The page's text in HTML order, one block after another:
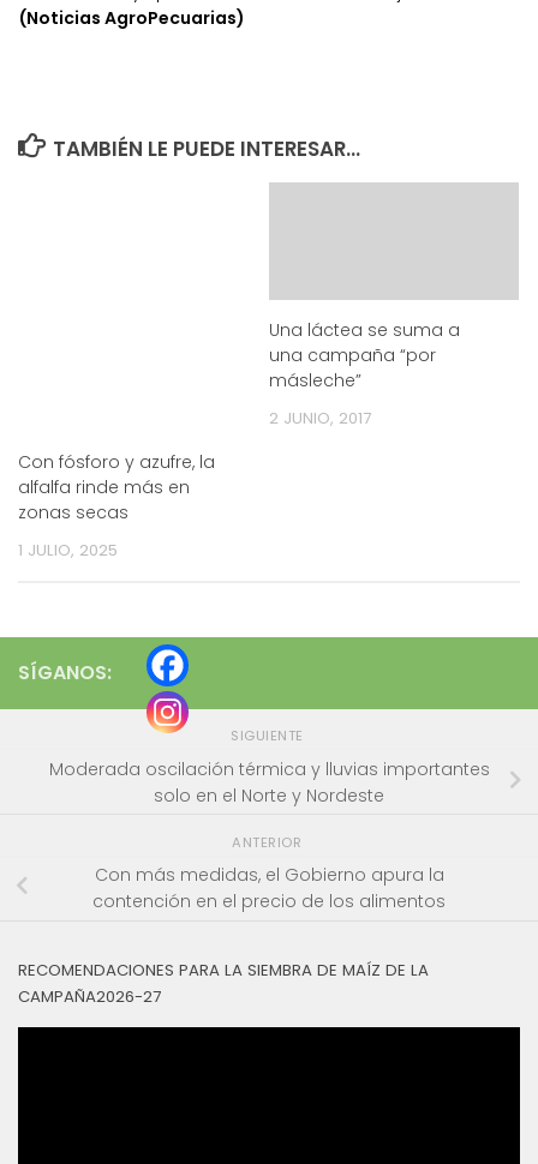
(Noticias AgroPecuarias)
TAMBIÉN LE PUEDE INTERESAR...
Con fósforo y azufre, la
alfalfa rinde más en
zonas secas
1 JULIO, 2025
Una láctea se suma a
una campaña “por
másleche”
2 JUNIO, 2017
SÍGANOS:
SIGUIENTE
Moderada oscilación térmica y lluvias importantes
solo en el Norte y Nordeste
ANTERIOR
Con más medidas, el Gobierno apura la
contención en el precio de los alimentos
RECOMENDACIONES PARA LA SIEMBRA DE MAÍZ DE LA
CAMPAÑA2026-27